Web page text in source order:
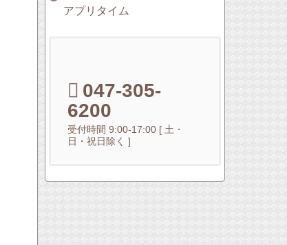
アプリタイム
047-305-
6200
受付時間 9:00-17:00 [ 土・
日・祝日除く ]